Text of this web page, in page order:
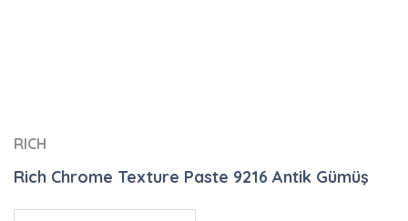
RICH
Rich Chrome Texture Paste 9216 Antik Gümüş